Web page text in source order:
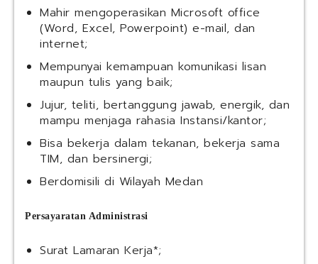
Mahir mengoperasikan Microsoft office
(Word, Excel, Powerpoint) e-mail, dan
internet;
Mempunyai kemampuan komunikasi lisan
maupun tulis yang baik;
Jujur, teliti, bertanggung jawab, energik, dan
mampu menjaga rahasia Instansi/kantor;
Bisa bekerja dalam tekanan, bekerja sama
TIM, dan bersinergi;
Berdomisili di Wilayah Medan
Persayaratan Administrasi
Surat Lamaran Kerja*;